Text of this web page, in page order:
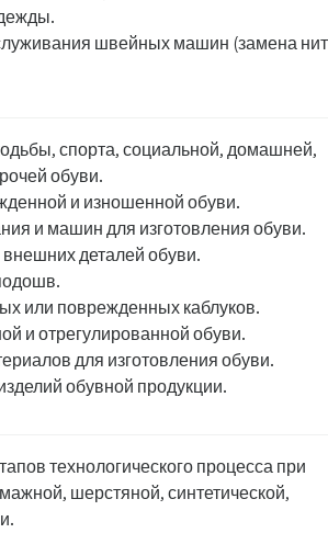
швейных машин (замена
спорта, социальной, домашней,
обуви.
и изношенной обуви.
и машин для изготовления обуви.
деталей обуви.
или поврежденных каблуков.
и отрегулированной обуви.
для изготовления обуви.
обувной продукции.
технологического процесса при
шерстяной, синтетической,